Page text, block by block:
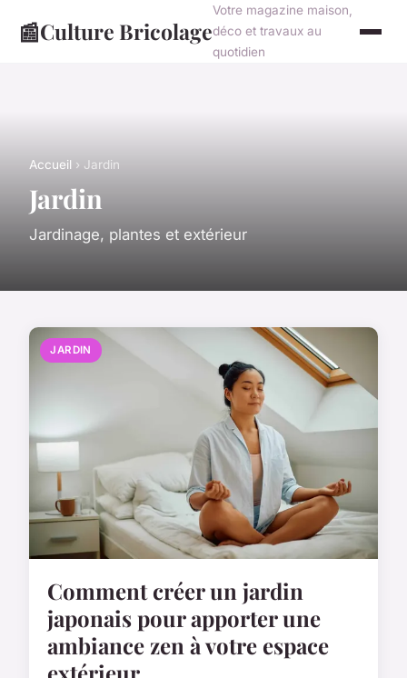
📰Culture Bricolage
Votre magazine maison,
déco et travaux au
quotidien
Accueil › Jardin
Jardin
Jardinage, plantes et extérieur
JARDIN
Comment créer un jardin
japonais pour apporter une
ambiance zen à votre espace